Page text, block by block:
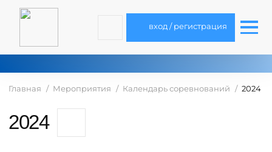
вход / регистрация
Главная Мероприятия Календарь соревнований 2024
2024